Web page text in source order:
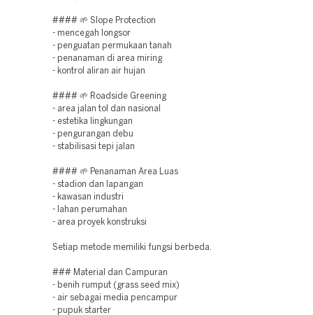
#### 🌱 Slope Protection
- mencegah longsor
- penguatan permukaan tanah
- penanaman di area miring
- kontrol aliran air hujan
#### 🌱 Roadside Greening
- area jalan tol dan nasional
- estetika lingkungan
- pengurangan debu
- stabilisasi tepi jalan
#### 🌱 Penanaman Area Luas
- stadion dan lapangan
- kawasan industri
- lahan perumahan
- area proyek konstruksi
Setiap metode memiliki fungsi berbeda.
### Material dan Campuran
- benih rumput (grass seed mix)
- air sebagai media pencampur
- pupuk starter